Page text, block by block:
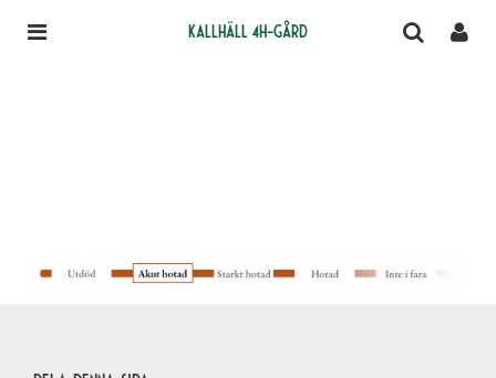
Kallhäll 4H-gård